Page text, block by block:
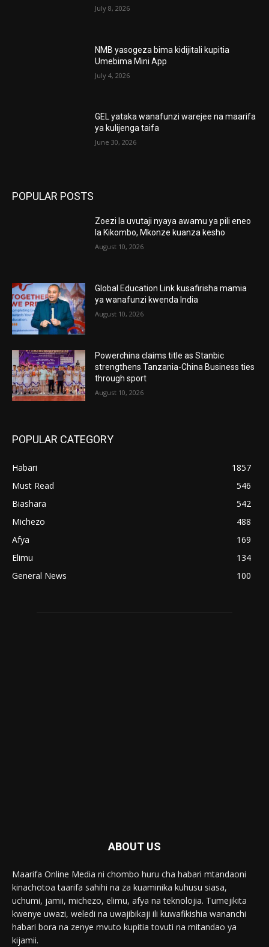
July 8, 2026
NMB yasogeza bima kidijitali kupitia
Umebima Mini App
July 4, 2026
GEL yataka wanafunzi warejee na maarifa
ya kulijenga taifa
June 30, 2026
POPULAR POSTS
Zoezi la uvutaji nyaya awamu ya pili eneo
la Kikombo, Mkonze kuanza kesho
August 10, 2026
Global Education Link kusafirisha mamia
ya wanafunzi kwenda India
August 10, 2026
Powerchina claims title as Stanbic
strengthens Tanzania-China Business ties
through sport
August 10, 2026
POPULAR CATEGORY
Habari
1857
Must Read
546
Biashara
542
Michezo
488
Afya
169
Elimu
134
General News
100
ABOUT US
Maarifa Online Media ni chombo huru cha habari mtandaoni
kinachotoa taarifa sahihi na za kuaminika kuhusu siasa,
uchumi, jamii, michezo, elimu, afya na teknolojia. Tumejikita
kwenye uwazi, weledi na uwajibikaji ili kuwafikishia wananchi
habari bora na zenye mvuto kupitia tovuti na mitandao ya
kijamii.